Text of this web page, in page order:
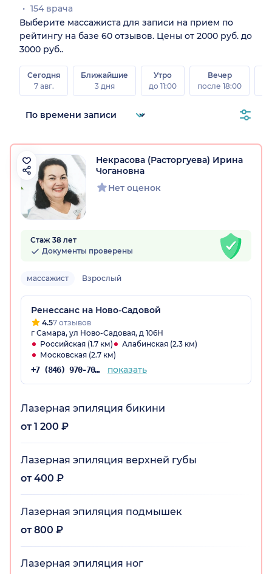
154 врача
Выберите массажиста для записи на прием по
рейтингу на базе 60 отзывов. Цены от 2000 руб. до
3000 руб..
Сегодня
7 авг.
Ближайшие
3 дня
Утро
до 11:00
Вечер
после 18:00
Некрасова (Расторгуева) Ирина
Чогановна
Нет оценок
Стаж 38 лет
Документы проверены
массажист Взрослый
Ренессанс на Ново-Садовой
4.57 отзывов
г Самара, ул Ново-Садовая, д 106Н
Российская (1.7 км)
Алабинская (2.3 км)
Московская (2.7 км)
+7 (846) 970-70-34 показать
Лазерная эпиляция бикини
от 1 200 ₽
Лазерная эпиляция верхней губы
от 400 ₽
Лазерная эпиляция подмышек
от 800 ₽
Лазерная эпиляция ног